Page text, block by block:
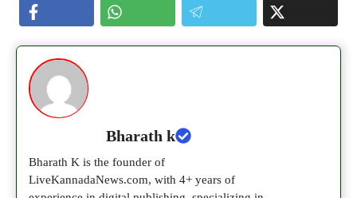
Bharath k
Bharath K is the founder of
LiveKannadaNews.com, with 4+ years of